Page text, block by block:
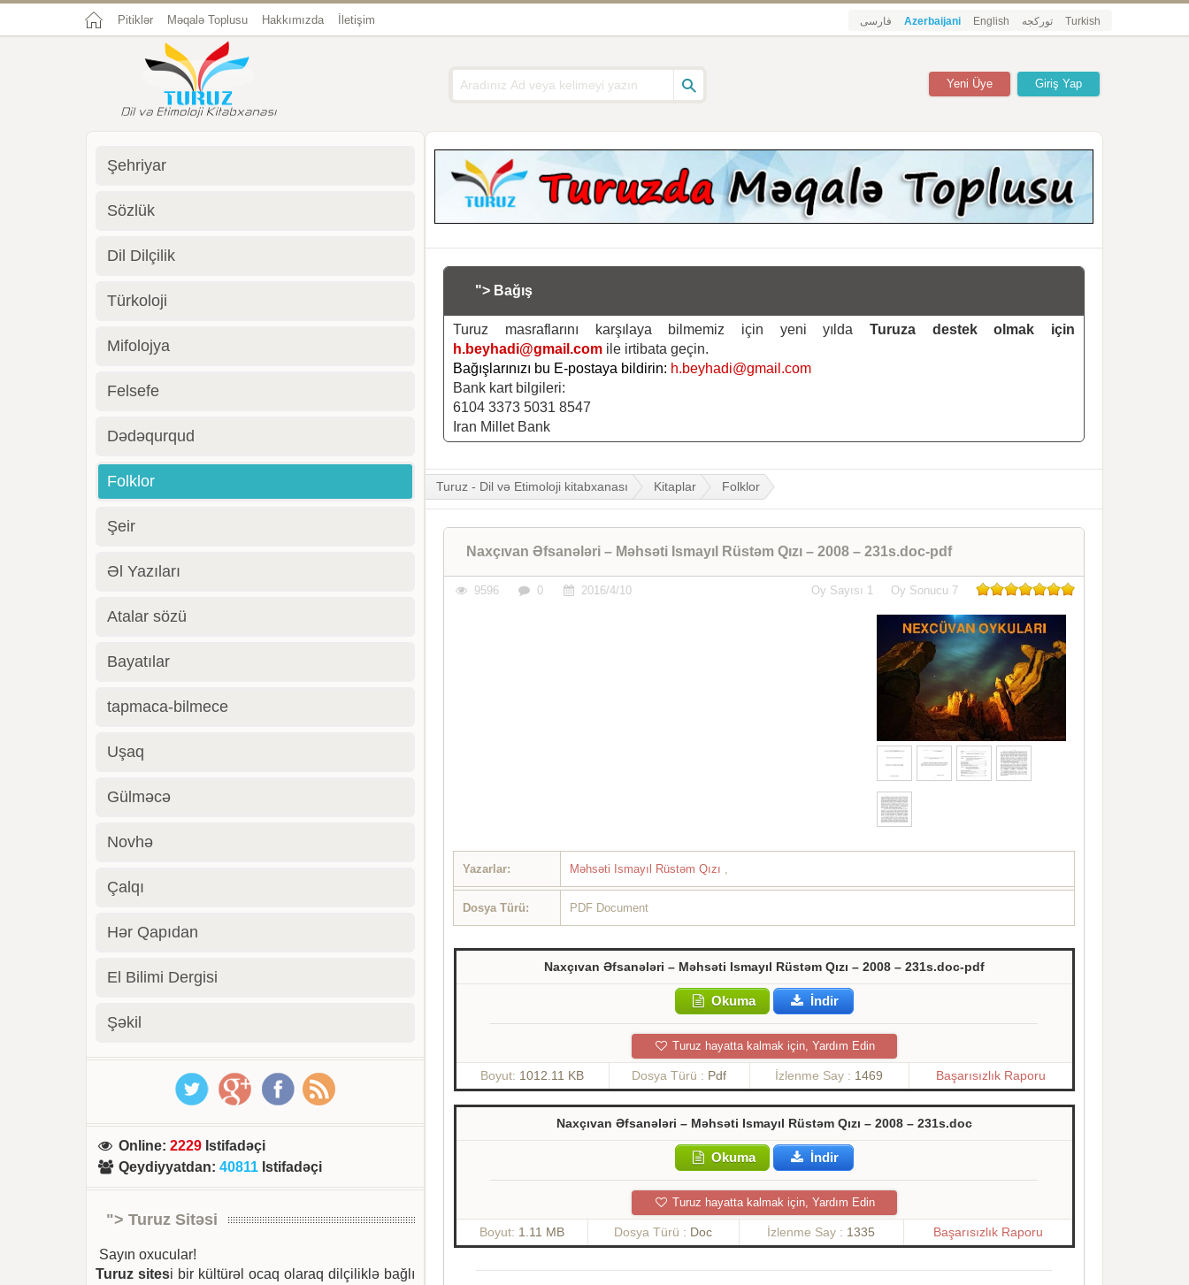
Pitiklər Məqalə Toplusu Hakkımızda İletişim فارسی Azerbaijani English تورکجه Turkish
Giriş Yap
Yeni Üye
"> Bağış
Turuz masraflarını karşılaya bilmemiz için yeni yıldaTuruza destek olmak için
h.beyhadi@gmail.com ile irtibata geçin.
Bağışlarınızı bu E-postaya bildirin: h.beyhadi@gmail.com
Bank kart bilgileri:
6104 3373 5031 8547
Iran Millet Bank
Turuz - Dil və Etimoloji kitabxanası Kitaplar Folklor
Naxçıvan Əfsanələri – Məhsəti Ismayıl Rüstəm Qızı – 2008 – 231s.doc-pdf
9596 0 2016/4/10 Oy Sayısı 1 Oy Sonucu 7
Yazarlar: Məhsəti Ismayıl Rüstəm Qızı
Dosya Türü: PDF Document
Naxçıvan Əfsanələri – Məhsəti Ismayıl Rüstəm Qızı – 2008 – 231s.doc-pdf
Okuma İndir
Turuz hayatta kalmak için, Yardım Edin
Boyut: 1012.11 KB Dosya Türü : Pdf İzlenme Say : 1469 Başarısızlık Raporu
Naxçıvan Əfsanələri – Məhsəti Ismayıl Rüstəm Qızı – 2008 – 231s.doc
Okuma İndir
Turuz hayatta kalmak için, Yardım Edin
Boyut: 1.11 MB Dosya Türü : Doc İzlenme Say : 1335 Başarısızlık Raporu
Şehriyar
Sözlük
Dil Dilçilik
Türkoloji
Mifolojya
Felsefe
Dədəqurqud
Folklor
Şeir
Əl Yazıları
Atalar sözü
Bayatılar
tapmaca-bilmece
Uşaq
Gülməcə
Novhə
Çalqı
Hər Qapıdan
El Bilimi Dergisi
Şəkil
Online:2229 Istifadəçi
Qeydiyyatdan:40811 Istifadəçi
"> Turuz Sitəsi
Sayın oxucular!
Turuz sitesi bir kültürəl ocaq olaraq dilçiliklə bağlı